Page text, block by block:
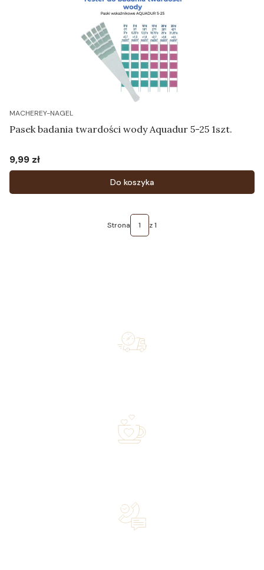
MACHEREY-NAGEL
Pasek badania twardości wody Aquadur 5-25 1szt.
Cena
9,99 zł
Do koszyka
Strona z 1